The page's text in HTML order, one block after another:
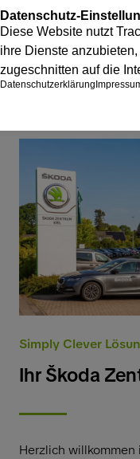
Simply Clever
IhrŠkoda
Herzlich